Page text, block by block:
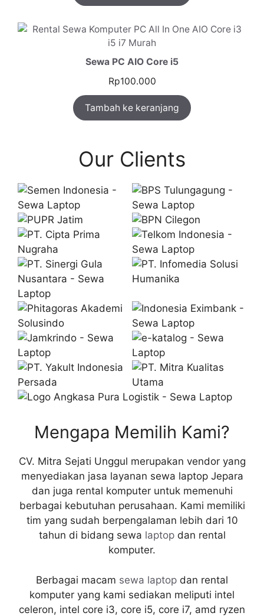
Sewa PC AIO Core i5
Rp100.000
Tambah ke keranjang
Our Clients
Mengapa Memilih Kami?
CV. Mitra Sejati Unggul merupakan vendor yang
menyediakan jasa layanan sewa laptop Jepara
dan juga rental komputer untuk memenuhi
berbagai kebutuhan perusahaan. Kami memiliki
tim yang sudah berpengalaman lebih dari 10
tahun di bidang sewa laptopdan rental
komputer.
Berbagai macam sewa laptop dan rental
komputer yang kami sediakan meliputi intel
celeron, intel core i3, core i5, core i7, amd ryzen